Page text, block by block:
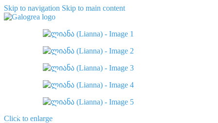
Skip to navigation Skip to main content
Click to enlarge